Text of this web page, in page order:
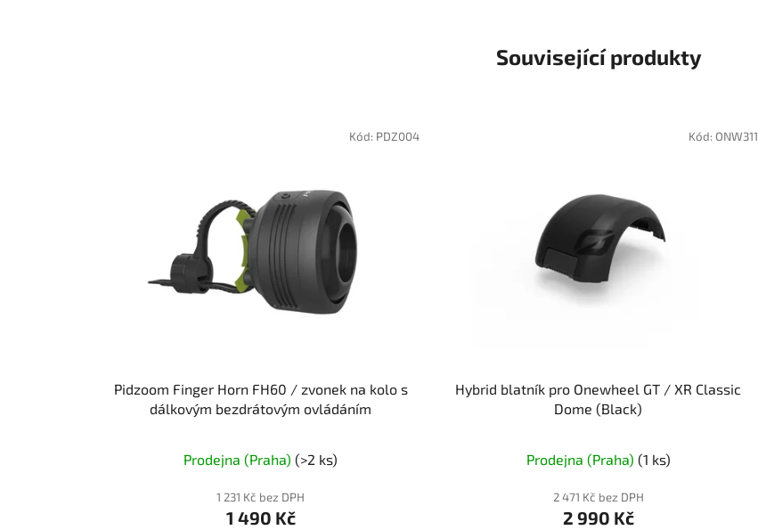
Související produkty
Pidzoom Finger Horn FH60 / zvonek na kolo s
dálkovým bezdrátovým ovládáním
Prodejna (Praha)(>2 ks)
1 231 Kč bez DPH
1 490 Kč
Kód: PDZ004
Hybrid blatník pro Onewheel GT / XR Classic
Dome (Black)
Prodejna (Praha) (1 ks)
2 471 Kč bez DPH
2 990 Kč
Kód: ONW311